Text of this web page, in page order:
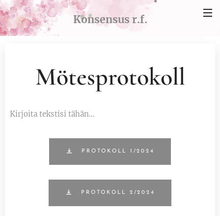
Konsensus r.f.
Mötesprotokoll
Kirjoita tekstisi tähän...
PROTOKOLL 1/2024
PROTOKOLL 2/2024